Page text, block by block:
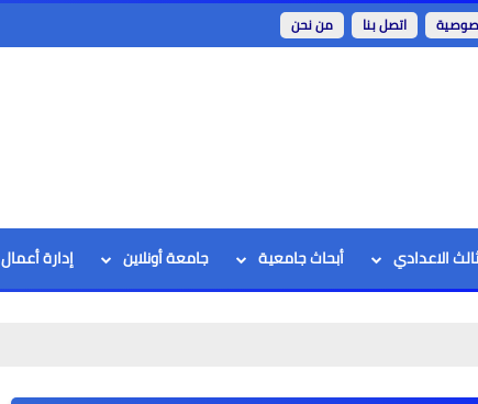
اتصل بنا من نحن
الاعدادي أبحاث جامعية جامعة أونلاين إدارة أعمال